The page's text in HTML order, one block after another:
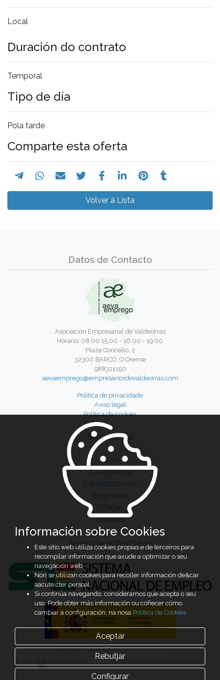
Local
Duración do contrato
Temporal
Tipo de día
Pola tarde
Comparte esta oferta
Volver á Lista
Datos de Contacto
Asociación Empresarial de Valdeorras
Horario: 08.00 15.00 - 16.00 - 19.00
Plaza Concello, 2
32300 BARCO, O Orense
988321150
aevaemprego@empresariosdevaldeorras.com
Política de privacidade
Aviso legal
Política de cookies
Secciones
Inicio
La Agencia
Candidatos/as
Empresas
Ofertas
Noticias
Agencia autorizada
Agencia de Colocación 1200000015
Información sobre Cookies
Este sitio web utiliza cookies propias e de terceiros para
recompilar información que axude a optimizar o seu
navegación web.
Non se utilizan cookies para recoller información de&car
aacute;cter persoal.
Si continúa navegando, consideramos que acepta o seu
uso. Pode obter más información ou coñecer cómo
cambiar a configuración, na nosa Política de Cookies
Aceptar
Rebutjar
Configurar